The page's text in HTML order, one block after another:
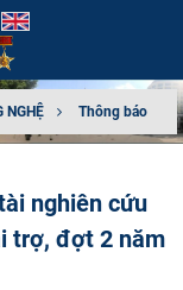
NGHỆ Thông báo
nghiên cứu
trợ, đợt 2 năm